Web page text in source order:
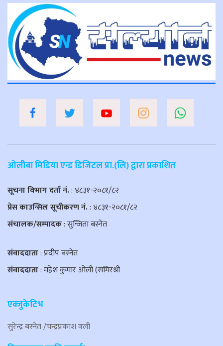
ओलीबा मिडिया एन्ड डिजिटल प्रा.(लि) द्वारा प्रकाशित
सूचना विभाग दर्ता नं.: ४८३१-२०८१/८२
प्रेस काउन्सिल सूचीकरण नं.: ४८३१-२०८१/८२
संचालक/सम्पादक: सुन्जिता बस्नेत
संवाददाता: प्रदीप बस्नेत
संवाददाता: महेश कुमार ओली (समिरश्री
एक्जुकेटिभ
सुरेन्द्र बस्नेत /चन्द्रप्रकाश वली